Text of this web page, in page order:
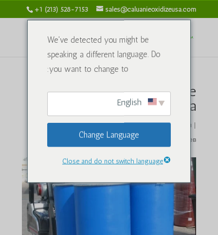
+1 (213) 528-7153 sales@caluanieoxidizeusa.com
Caluanie Muelear Oxidize
China
caluanieoxidizeusa.com|Янв 20, 2026|Химикаты |
Нет комментариев
We've detected you might be
speaking a different language. Do
you want to change to:
Change Language
Close and do not switch language